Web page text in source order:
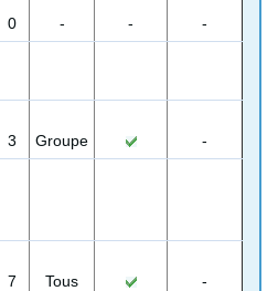
0 - - -
3 Groupe -
7 Tous -